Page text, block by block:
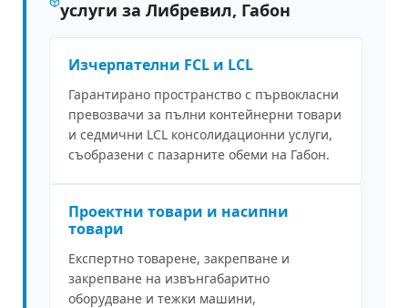
услуги за Либревил, Габон
Изчерпателни FCL и LCL
Гарантирано пространство с първокласни
превозвачи за пълни контейнерни товари
и седмични LCL консолидационни услуги,
съобразени с пазарните обеми на Габон.
Проектни товари и насипни
товари
Експертно товарене, закрепване и
закрепване на извънгабаритно
оборудване и тежки машини,